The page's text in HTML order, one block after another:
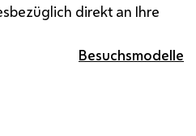
direkt an Ihre
Besuchsmodelle